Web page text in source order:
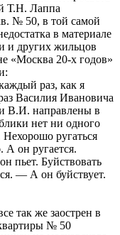
Т.Н. Лаппа
№ 50, в той самой
в материале
и других жильцов
«Москва 20-х годов»
раз, как я
Василия Ивановича
В.И. направлены в
нет ни одного
ругаться
он ругается.
пьет. Буйствовать
— А он буйствует.
так же заострен в
№ 50